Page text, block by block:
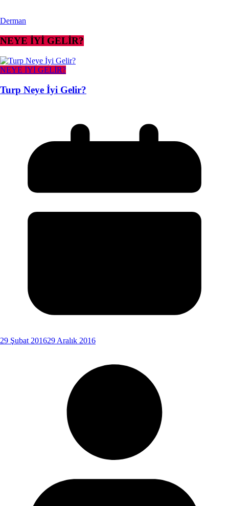
Derman
NEYE İYİ GELİR?
NEYE İYİ GELİR?
Turp Neye İyi Gelir?
29 Şubat 201629 Aralık 2016